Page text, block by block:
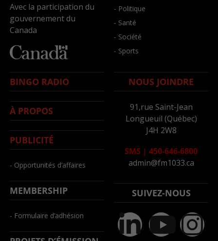
Avec la participation du
gouvernement du
Canada
- Politique
- Santé
- Société
- Sports
BINGO RADIO
À PROPOS
PUBLICITÉ
- Opportunités d’affaires
MEMBERSHIP
- Formulaire d’adhésion
NOUS JOINDRE
91,rue Saint-Jean
Longueuil (Québec)
J4H 2W8
SMS | 450-646-6800
admin@fm1033.ca
SUIVEZ-NOUS